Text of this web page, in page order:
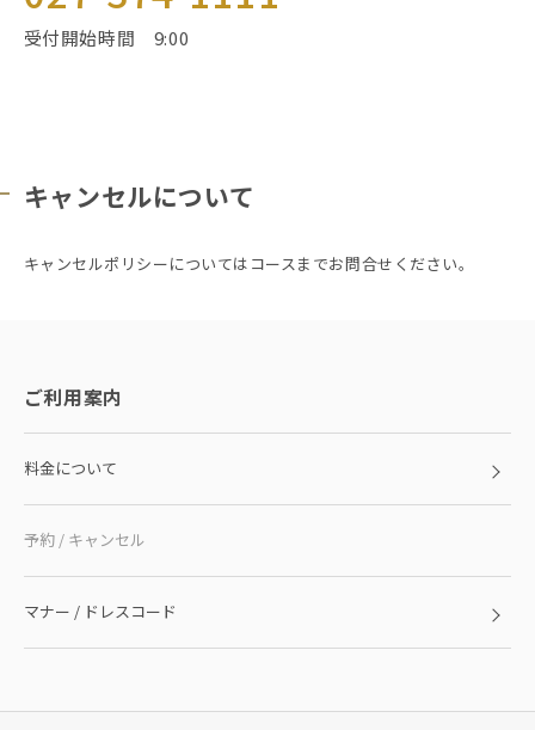
受付開始時間 9:00
キャンセルについて
キャンセルポリシーについてはコースまでお問合せください。
ご利用案内
料金について
予約 / キャンセル
マナー / ドレスコード